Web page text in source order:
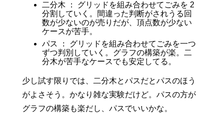
二分木 ： グリッドを組み合わせてごみを 2
分割していく。間違った判断がされうる回
数が少ないのが売りだが、頂点数が少ない
ケースが苦手。
パス ： グリッドを組み合わせてごみを一つ
ずつ判別していく。グラフの構築が楽。二
分木が苦手なケースでも安定してる。
少し試す限りでは、二分木とパスだとパスのほう
がよさそう。かなり雑な実験だけど。パスの方が
グラフの構築も楽だし、パスでいいかな。